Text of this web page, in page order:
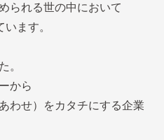
られる世の中において
ます。
。
から
わせ）をカタチにする企業